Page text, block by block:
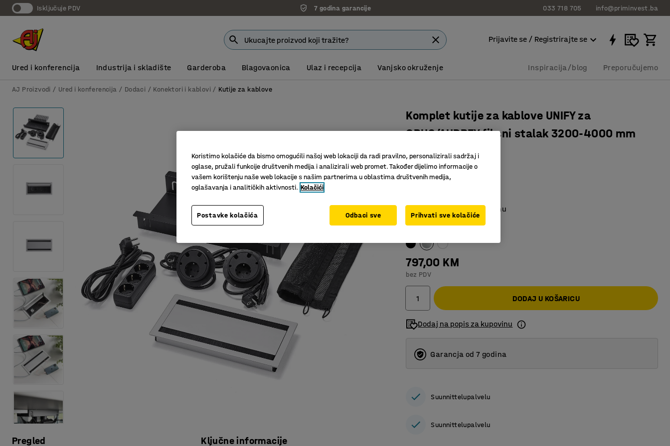
Isključuje PDV 7 godina garancije 033 718 705 info@priminvest.ba
Prijavite se / Registrirajte se
Ured i konferencija Industrija i skladište Garderoba Blagovaonica Ulaz i recepcija Vanjsko okruženje Inspiracija/blog Preporučujemo
AJ Proizvodi Ured i konferencija Dodaci Konektori i kablovi Kutije za kablove
Pregled Ključne informacije
Komplet kutije za kablove UNIFY za
QBUS/AUDREY fiksni stalak 3200-4000 mm
Art. br.:150282
Za urednu radnu površinu
Boja:Siva
797,00 KM
bez PDV
DODAJ U KOŠARICU
Dodaj na popis za kupovinu
Garancja od 7 godina
Suunnittelupalvelu
Suunnittelupalvelu
Koristimo kolačiće da bismo omogućili našoj web lokaciji da radi pravilno, personalizirali sadržaj i
oglase, pružali funkcije društvenih medija i analizirali web promet. Također dijelimo informacije o
vašem korištenju naše web lokacije s našim partnerima u oblastima društvenih medija,
oglašavanja i analitičkih aktivnosti. Kolačići
Postavke kolačića Odbaci sve Prihvati sve kolačiće